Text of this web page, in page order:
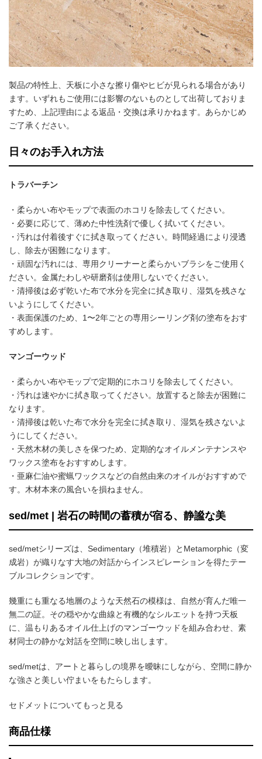
製品の特性上、天板に小さな擦り傷やヒビが見られる場合があり
ます。いずれもご使用には影響のないものとして出荷しておりま
すため、上記理由による返品・交換は承りかねます。あらかじめ
ご了承ください。
日々のお手入れ方法
トラバーチン
・柔らかい布やモップで表面のホコリを除去してください。
・必要に応じて、薄めた中性洗剤で優しく拭いてください。
・汚れは付着後すぐに拭き取ってください。時間経過により浸透
し、除去が困難になります。
・頑固な汚れには、専用クリーナーと柔らかいブラシをご使用く
ださい。金属たわしや研磨剤は使用しないでください。
・清掃後は必ず乾いた布で水分を完全に拭き取り、湿気を残さな
いようにしてください。
・表面保護のため、1〜2年ごとの専用シーリング剤の塗布をおす
すめします。
マンゴーウッド
・柔らかい布やモップで定期的にホコリを除去してください。
・汚れは速やかに拭き取ってください。放置すると除去が困難に
なります。
・清掃後は乾いた布で水分を完全に拭き取り、湿気を残さないよ
うにしてください。
・天然木材の美しさを保つため、定期的なオイルメンテナンスや
ワックス塗布をおすすめします。
・亜麻仁油や蜜蝋ワックスなどの自然由来のオイルがおすすめで
す。木材本来の風合いを損ねません。
sed/met | 岩石の時間の蓄積が宿る、静謐な美
sed/metシリーズは、Sedimentary（堆積岩）とMetamorphic（変
成岩）が織りなす大地の対話からインスピレーションを得たテー
ブルコレクションです。
幾重にも重なる地層のような天然石の模様は、自然が育んだ唯一
無二の証。その穏やかな曲線と有機的なシルエットを持つ天板
に、温もりあるオイル仕上げのマンゴーウッドを組み合わせ、素
材同士の静かな対話を空間に映し出します。
sed/metは、アートと暮らしの境界を曖昧にしながら、空間に静か
な強さと美しい佇まいをもたらします。
セドメットについてもっと見る
商品仕様